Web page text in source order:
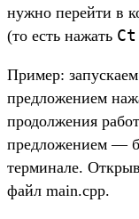
нужно перейти в
(то есть нажать
Пример:
предложением
продолжения
предложением —
терминале.
файл main.cpp.